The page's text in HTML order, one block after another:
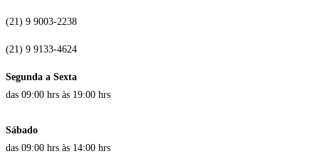
(21) 9 9003-2238
(21) 9 9133-4624
Segunda a Sexta
das 09:00 hrs às 19:00 hrs
Sábado
das 09:00 hrs às 14:00 hrs